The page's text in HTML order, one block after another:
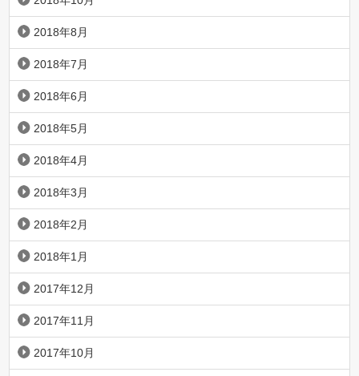
2018年8月
2018年7月
2018年6月
2018年5月
2018年4月
2018年3月
2018年2月
2018年1月
2017年12月
2017年11月
2017年10月